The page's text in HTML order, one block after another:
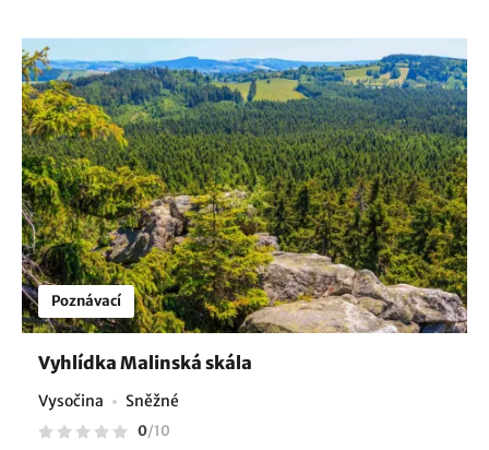
Poznávací
Vyhlídka Malinská skála
Vysočina Sněžné
0/10